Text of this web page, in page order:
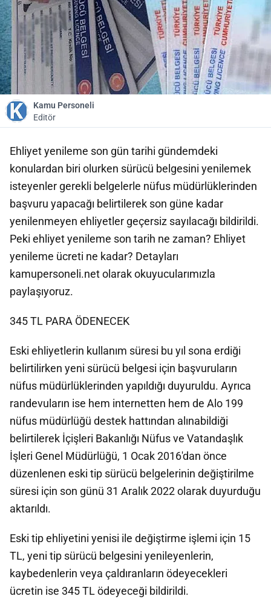
Kamu Personeli
Editör
Ehliyet yenileme son gün tarihi gündemdeki
konulardan biri olurken sürücü belgesini yenilemek
isteyenler gerekli belgelerle nüfus müdürlüklerinden
başvuru yapacağı belirtilerek son güne kadar
yenilenmeyen ehliyetler geçersiz sayılacağı bildirildi.
Peki ehliyet yenileme son tarih ne zaman? Ehliyet
yenileme ücreti ne kadar? Detayları
kamupersoneli.net olarak okuyucularımızla
paylaşıyoruz.
345 TL PARA ÖDENECEK
Eski ehliyetlerin kullanım süresi bu yıl sona erdiği
belirtilirken yeni sürücü belgesi için başvuruların
nüfus müdürlüklerinden yapıldığı duyuruldu. Ayrıca
randevuların ise hem internetten hem de Alo 199
nüfus müdürlüğü destek hattından alınabildiği
belirtilerek İçişleri Bakanlığı Nüfus ve Vatandaşlık
İşleri Genel Müdürlüğü, 1 Ocak 2016'dan önce
düzenlenen eski tip sürücü belgelerinin değiştirilme
süresi için son günü 31 Aralık 2022 olarak duyurduğu
aktarıldı.
Eski tip ehliyetini yenisi ile değiştirme işlemi için​​​​​​ 15
TL, yeni tip sürücü belgesini yenileyenlerin,
kaybedenlerin veya çaldıranların ödeyecekleri
ücretin ise 345 TL ödeyeceği bildirildi.